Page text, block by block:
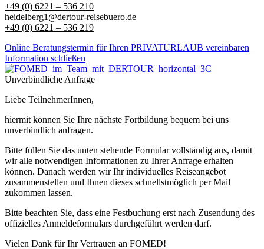
+49 (0) 6221 – 536 210
heidelberg1@dertour-reisebuero.de
+49 (0) 6221 – 536 219
Online Beratungstermin für Ihren PRIVATURLAUB vereinbaren
Information schließen
Unverbindliche Anfrage
Liebe TeilnehmerInnen,
hiermit können Sie Ihre nächste Fortbildung bequem bei uns
unverbindlich anfragen.
Bitte füllen Sie das unten stehende Formular vollständig aus, damit
wir alle notwendigen Informationen zu Ihrer Anfrage erhalten
können. Danach werden wir Ihr individuelles Reiseangebot
zusammenstellen und Ihnen dieses schnellstmöglich per Mail
zukommen lassen.
Bitte beachten Sie, dass eine Festbuchung erst nach Zusendung des
offizielles Anmeldeformulars durchgeführt werden darf.
Vielen Dank für Ihr Vertrauen an FOMED!